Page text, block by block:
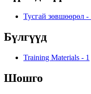
Тусгай зөвшөөрөл -
Бүлгүүд
Training Materials - 1
Шошго